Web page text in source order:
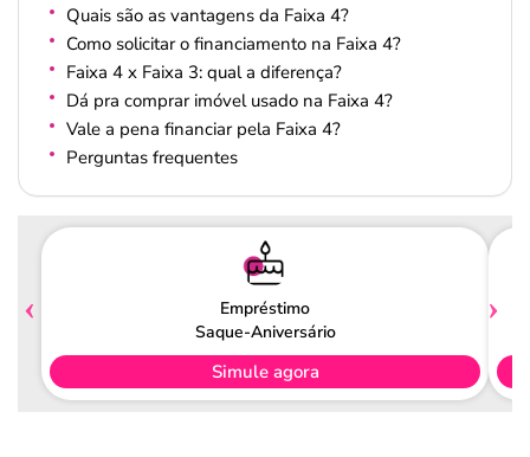
Quais são as vantagens da Faixa 4?
Como solicitar o financiamento na Faixa 4?
Faixa 4 x Faixa 3: qual a diferença?
Dá pra comprar imóvel usado na Faixa 4?
Vale a pena financiar pela Faixa 4?
Perguntas frequentes
Empréstimo
Saque-Aniversário
Simule agora